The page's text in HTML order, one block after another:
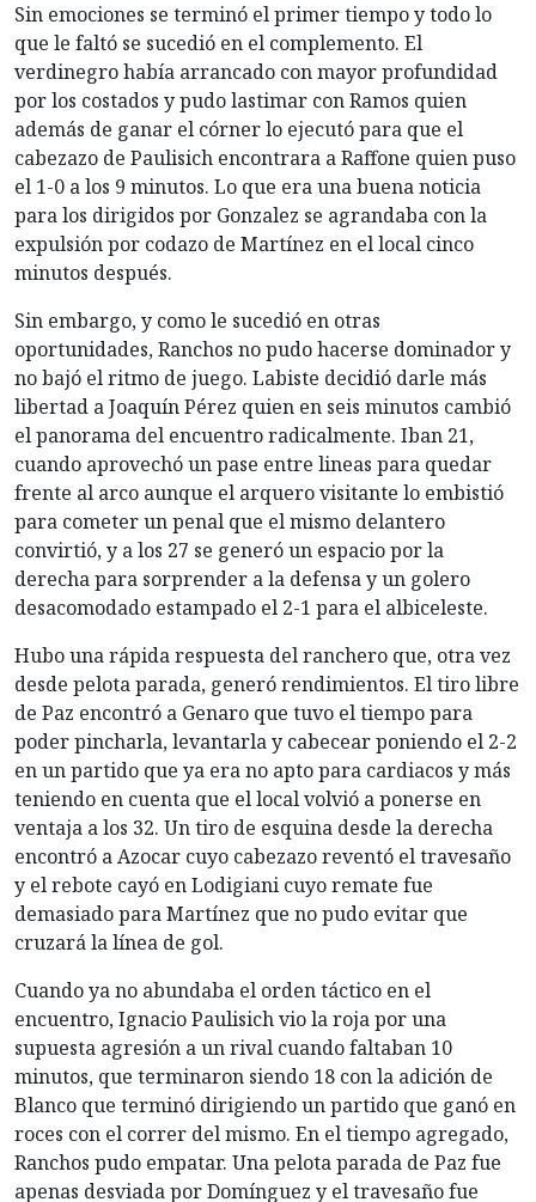
Sin emociones se terminó el primer tiempo y todo lo
que le faltó se sucedió en el complemento. El
verdinegro había arrancado con mayor profundidad
por los costados y pudo lastimar con Ramos quien
además de ganar el córner lo ejecutó para que el
cabezazo de Paulisich encontrara a Raffone quien puso
el 1-0 a los 9 minutos. Lo que era una buena noticia
para los dirigidos por Gonzalez se agrandaba con la
expulsión por codazo de Martínez en el local cinco
minutos después.
Sin embargo, y como le sucedió en otras
oportunidades, Ranchos no pudo hacerse dominador y
no bajó el ritmo de juego. Labiste decidió darle más
libertad a Joaquín Pérez quien en seis minutos cambió
el panorama del encuentro radicalmente. Iban 21,
cuando aprovechó un pase entre lineas para quedar
frente al arco aunque el arquero visitante lo embistió
para cometer un penal que el mismo delantero
convirtió, y a los 27 se generó un espacio por la
derecha para sorprender a la defensa y un golero
desacomodado estampado el 2-1 para el albiceleste.
Hubo una rápida respuesta del ranchero que, otra vez
desde pelota parada, generó rendimientos. El tiro libre
de Paz encontró a Genaro que tuvo el tiempo para
poder pincharla, levantarla y cabecear poniendo el 2-2
en un partido que ya era no apto para cardiacos y más
teniendo en cuenta que el local volvió a ponerse en
ventaja a los 32. Un tiro de esquina desde la derecha
encontró a Azocar cuyo cabezazo reventó el travesaño
y el rebote cayó en Lodigiani cuyo remate fue
demasiado para Martínez que no pudo evitar que
cruzará la línea de gol.
Cuando ya no abundaba el orden táctico en el
encuentro, Ignacio Paulisich vio la roja por una
supuesta agresión a un rival cuando faltaban 10
minutos, que terminaron siendo 18 con la adición de
Blanco que terminó dirigiendo un partido que ganó en
roces con el correr del mismo. En el tiempo agregado,
Ranchos pudo empatar. Una pelota parada de Paz fue
apenas desviada por Domínguez y el travesaño fue